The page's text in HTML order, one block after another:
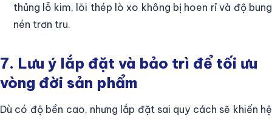
thủng lỗ kim, lõi thép lò xo không bị hoen rỉ và độ bung
nén trơn tru.
7. Lưu ý lắp đặt và bảo trì để tối ưu
vòng đời sản phẩm
Dù có độ bền cao, nhưng lắp đặt sai quy cách sẽ khiến hệ